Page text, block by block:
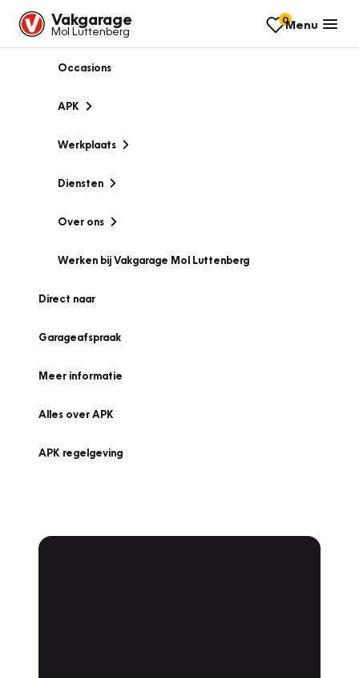
Vakgarage
Mol Luttenberg
0Menu
Occasions
APK
Werkplaats
Diensten
Over ons
Werken bij Vakgarage Mol Luttenberg
Direct naar
Garageafspraak
Meer informatie
Alles over APK
APK regelgeving